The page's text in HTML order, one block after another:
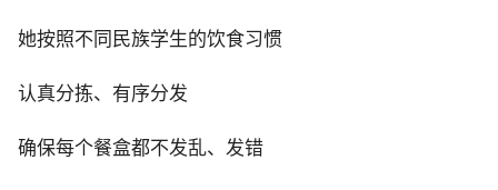
她按照不同民族学生的饮食习惯
认真分拣、有序分发
确保每个餐盒都不发乱、发错